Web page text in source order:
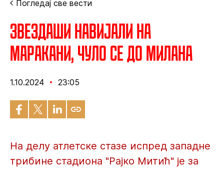
Погледај све вести
Звездаши навијали на
Маракани, чуло се до Милана
1.10.2024 23:05
На делу атлетске стазе испред западне
трибине стадиона "Рајко Митић" је за